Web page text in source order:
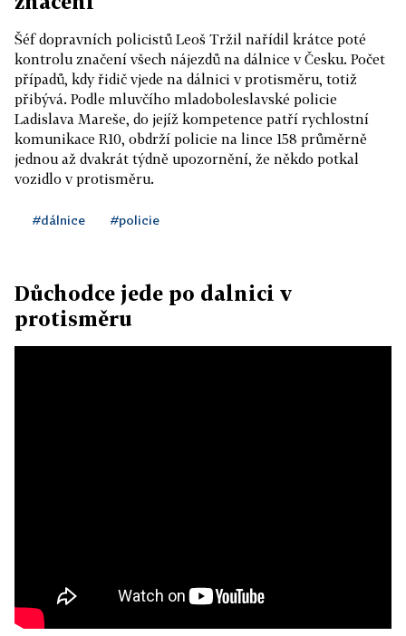
Šéf dopravních policistů Leoš Tržil nařídil krátce poté
kontrolu značení všech nájezdů na dálnice v Česku. Počet
případů, kdy řidič vjede na dálnici v protisměru, totiž
přibývá. Podle mluvčího mladoboleslavské policie
Ladislava Mareše, do jejíž kompetence patří rychlostní
komunikace R10, obdrží policie na lince 158 průměrně
jednou až dvakrát týdně upozornění, že někdo potkal
vozidlo v protisměru.
#dálnice #policie
Důchodce jede po dalnici v
protisměru